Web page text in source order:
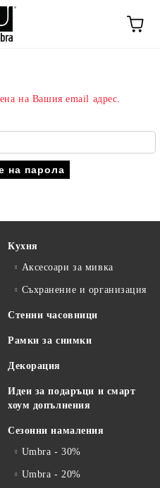
на Вашия email адрес.
Кухня
Аксесоари за мивка
Съхранение и организация
Стенни часовници
Рамки за снимки
Декорация
Идеи за подаръци и смарт
хоум допълнения
Сезонни намаления
Umbra - 30%
Umbra - 20%